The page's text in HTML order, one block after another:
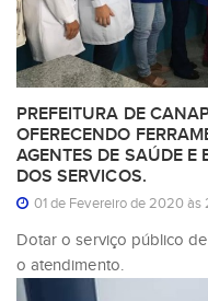
PREFEITURA DE
OFERECENDO
AGENTES DE SAÚDE E
DOS SERVICOS.
01 de Fevereiro de 2020 às
Dotar o serviço público
o atendimento.